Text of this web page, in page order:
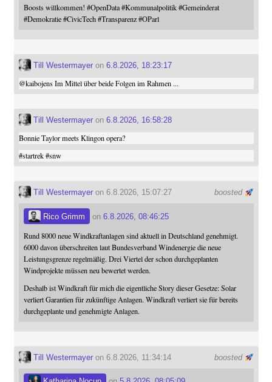
Boosts willkommen! #OpenData #Kommunalpolitik #Gemeinderat
#Demokratie #CivicTech #Transparenz #OParl
Till Westermayeron 6.8.2026, 18:23:17
@kaibojensIm Mittel über beide Folgen im Rahmen ...
Till Westermayeron 6.8.2026, 16:58:28
Bonnie Taylor meets Klingon opera?
#startrek #snw
boosted
Till Westermayeron 6.8.2026, 15:07:27
Rico Grimm on 6.8.2026, 08:46:25
Rund 8000 neue Windkraftanlagen sind aktuell in Deutschland genehmigt.
6000 davon überschreiten laut Bundesverband Windenergie die neue
Leistungsgrenze regelmäßig. Drei Viertel der schon durchgeplanten
Windprojekte müssen neu bewertet werden.
Deshalb ist Windkraft für mich die eigentliche Story dieser Gesetze: Solar
verliert Garantien für zukünftige Anlagen. Windkraft verliert sie für bereits
durchgeplante und genehmigte Anlagen.
boosted
Till Westermayeron 6.8.2026, 11:34:14